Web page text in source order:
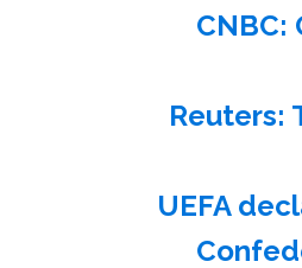
Reuters:
UEFA